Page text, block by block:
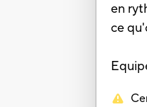
en
ce